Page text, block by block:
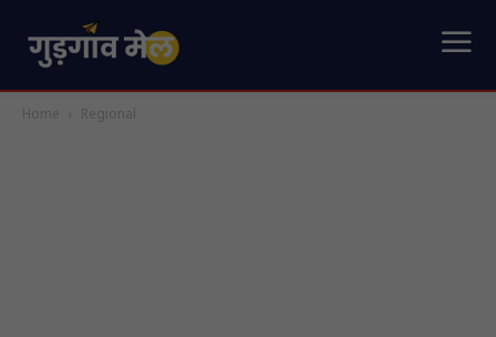
Home Regional